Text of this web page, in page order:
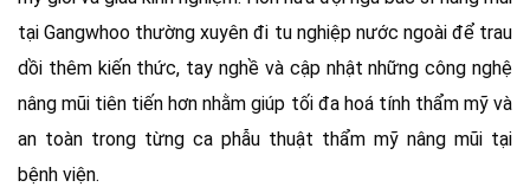
tại Gangwhoo thường xuyên đi tu nghiệp nước ngoài để trau
dồi thêm kiến thức, tay nghề và cập nhật những công nghệ
nâng mũi tiên tiến hơn nhằm giúp tối đa hoá tính thẩm mỹ và
an toàn trong từng ca phẫu thuật thẩm mỹ nâng mũi tại
bệnh viện.